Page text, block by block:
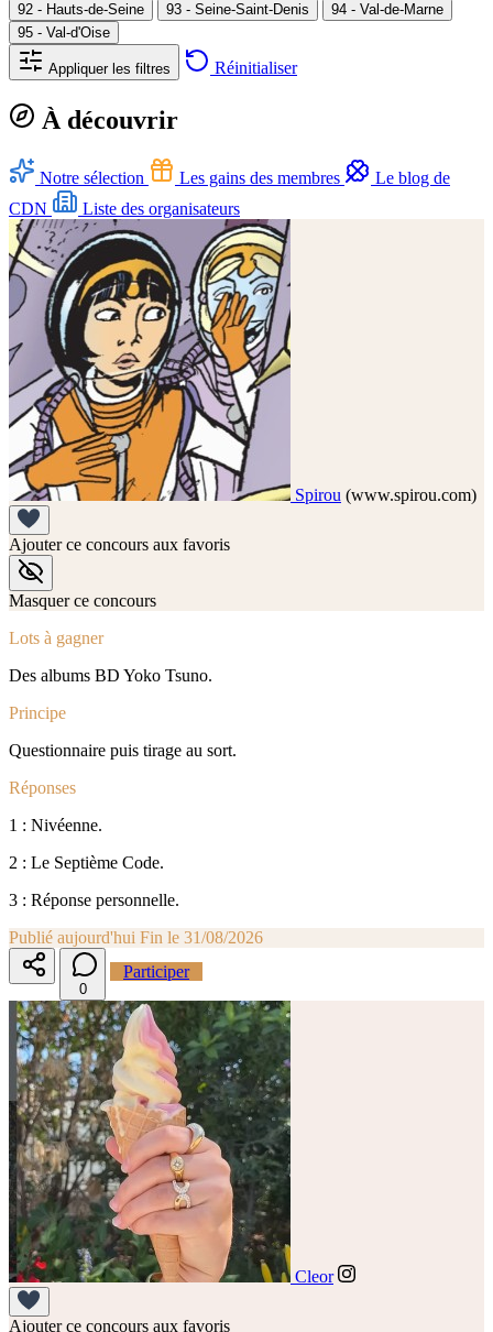
92 - Hauts-de-Seine
93 - Seine-Saint-Denis
94 - Val-de-Marne
95 - Val-d'Oise
Appliquer les filtres Réinitialiser
À découvrir
Notre sélection Les gains des membres
Le blog de
CDN
Liste des organisateurs
Spirou (www.spirou.com)
Ajouter ce concours aux favoris
Masquer ce concours
Lots à gagner
Des albums BD Yoko Tsuno.
Principe
Questionnaire puis tirage au sort.
Réponses
1 : Nivéenne.
2 : Le Septième Code.
3 : Réponse personnelle.
Publié aujourd'hui Fin le 31/08/2026
0
Participer
Cleor
Ajouter ce concours aux favoris